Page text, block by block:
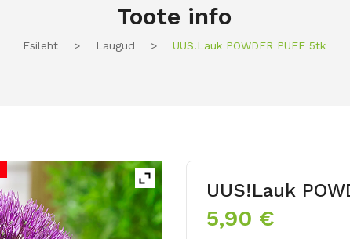
Toote info
Esileht > Laugud > UUS!Lauk POWDER PUFF 5tk
UUS!Lauk
5,90 €